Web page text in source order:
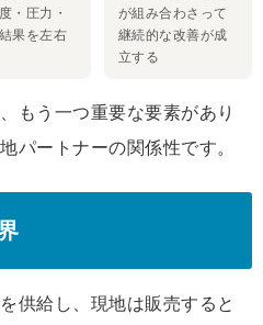
・圧力・
果を左右
が組み合わさって
継続的な改善が成
立する
もう一つ重要な要素があり
パートナーの関係性です。
供給し、現地は販売すると